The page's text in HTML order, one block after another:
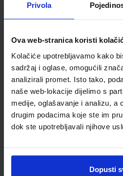
Privola
Ova web-stranica koristi
Kolačiće upotrebljavamo kako
sadržaj i oglase, omogućili
analizirali promet. Isto tako,
naše web-lokacije dijelimo s
medije, oglašavanje i analizu, a
drugim podacima koje ste im
dok ste upotrebljavali njihove
Dopusti
Piškulić Marjanović Pizzitola
Nakladnik:PROFIL KLETT d.o.o.
SKU:567191 CIJENA:
ŠIFRA OMOTA: 500178
Udžbenik Omot
GLAZBENI KRUG 3; udžbenik,
glazbene kulture, 3.r.oš